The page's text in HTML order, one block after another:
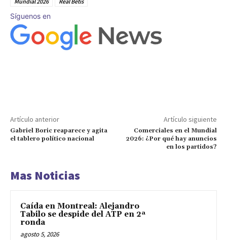
Síguenos en
Artículo anterior
Gabriel Boric reaparece y agita
el tablero político nacional
Artículo siguiente
Comerciales en el Mundial
2026: ¿Por qué hay anuncios
en los partidos?
Mas Noticias
Caída en Montreal: Alejandro
Tabilo se despide del ATP en 2ª
ronda
agosto 5, 2026